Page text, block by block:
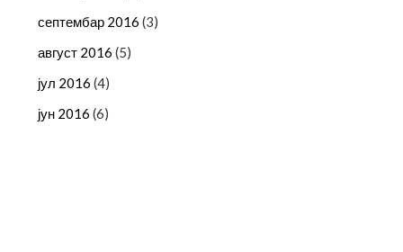
септембар 2016 (3)
август 2016 (5)
јул 2016 (4)
јун 2016 (6)